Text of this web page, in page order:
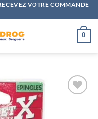
VOTRE COMMANDE
0